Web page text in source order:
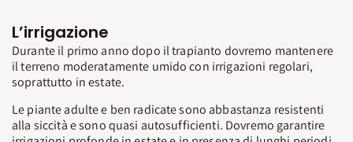
L’irrigazione
Durante il primo anno dopo il trapianto dovremo mantenere
il terreno moderatamente umido con irrigazioni regolari,
soprattutto in estate.
Le piante adulte e ben radicate sono abbastanza resistenti
alla siccità e sono quasi autosufficienti. Dovremo garantire